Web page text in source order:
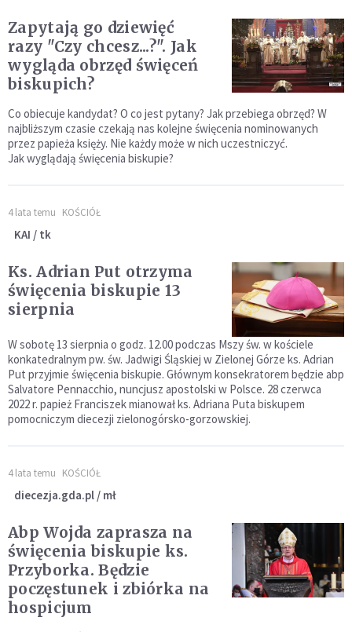
Zapytają go dziewięć
razy "Czy chcesz...?". Jak
wygląda obrzęd święceń
biskupich?
Co obiecuje kandydat? O co jest pytany? Jak przebiega obrzęd? W
najbliższym czasie czekają nas kolejne święcenia nominowanych
przez papieża księży. Nie każdy może w nich uczestniczyć.
Jak wyglądają święcenia biskupie?
4 lata temu KOŚCIÓŁ
KAI / tk
Ks. Adrian Put otrzyma
święcenia biskupie 13
sierpnia
W sobotę 13 sierpnia o godz. 12.00 podczas Mszy św. w kościele
konkatedralnym pw. św. Jadwigi Śląskiej w Zielonej Górze ks. Adrian
Put przyjmie święcenia biskupie. Głównym konsekratorem będzie abp
Salvatore Pennacchio, nuncjusz apostolski w Polsce. 28 czerwca
2022 r. papież Franciszek mianował ks. Adriana Puta biskupem
pomocniczym diecezji zielonogórsko-gorzowskiej.
4 lata temu KOŚCIÓŁ
diecezja.gda.pl / mł
Abp Wojda zaprasza na
święcenia biskupie ks.
Przyborka. Będzie
poczęstunek i zbiórka na
hospicjum